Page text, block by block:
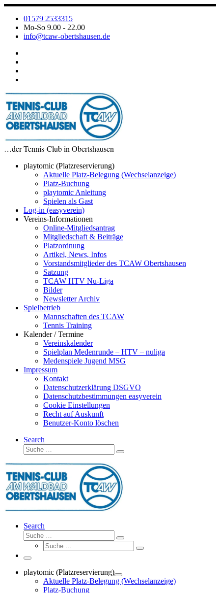
Zum
Inhalt
springen
01579 2533315
Mo-So 9.00 - 22.00
info@tcaw-obertshausen.de
…der Tennis-Club in Obertshausen
playtomic (Platzreservierung)
Aktuelle Platz-Belegung (Wechselanzeige)
Platz-Buchung
playtomic Anleitung
Spielen als Gast
Log-in (easyverein)
Vereins-Informationen
Online-Mitgliedsantrag
Mitgliedschaft & Beiträge
Platzordnung
Artikel, News, Infos
Vorstandsmitglieder des TCAW Obertshausen
Satzung
TCAW HTV Nu-Liga
Bilder
Newsletter Archiv
Spielbetrieb
Mannschaften des TCAW
Tennis Training
Kalender / Termine
Vereinskalender
Spielplan Medenrunde – HTV – nuliga
Medenspiele Jugend MSG
Impressum
Kontakt
Datenschutzerklärung DSGVO
Datenschutzbestimmungen easyverein
Cookie Einstellungen
Recht auf Auskunft
Benutzer-Konto löschen
Search
Suche
Suche
Search
Suche
Suche
Suche
Suche
Menü
playtomic (Platzreservierung)
Aktuelle Platz-Belegung (Wechselanzeige)
Platz-Buchung